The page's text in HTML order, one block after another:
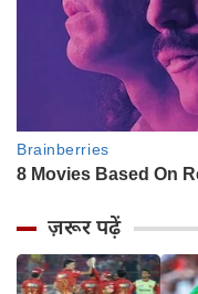
ज़रूर पढ़ें